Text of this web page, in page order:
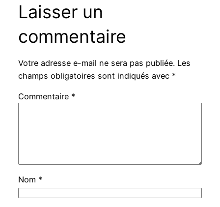
Laisser un
commentaire
Votre adresse e-mail ne sera pas publiée. Les
champs obligatoires sont indiqués avec *
Commentaire *
Nom *